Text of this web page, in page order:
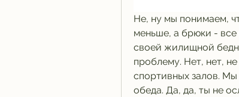
Не, ну мы понимаем,
меньше, а брюки -
своей жилищной
проблему. Нет, нет,
спортивных залов. Мы
обеда. Да, да, ты не